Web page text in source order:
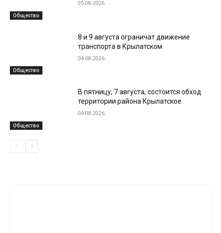
Общество
05.08.2026
Общество
8 и 9 августа ограничат движение
транспорта в Крылатском
04.08.2026
Общество
В пятницу, 7 августа, состоится обход
территории района Крылатское
04.08.2026